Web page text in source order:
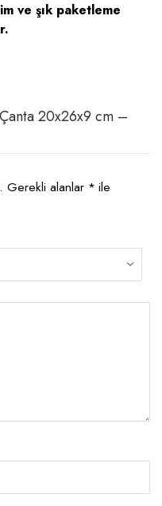
ve şık paketleme
20x26x9 cm –
Gerekli alanlar * ile